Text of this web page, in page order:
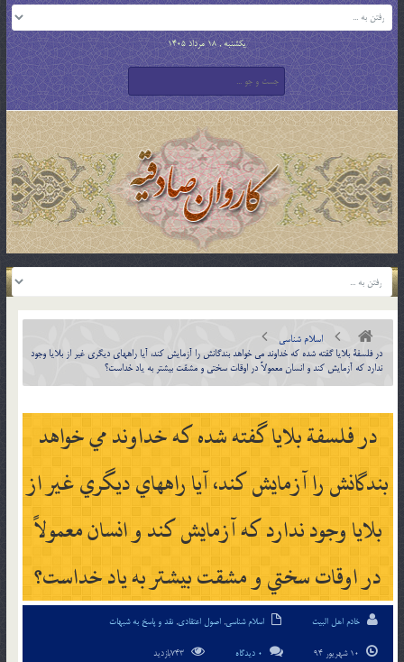
یکشنبه , 18 مرداد 1405
اسلام شناسی
در فلسفة بلايا گفته شده كه خداوند مي خواهد بندگانش را آزمايش كند، آيا راههاي ديگري غير از بلايا وجود
ندارد كه آزمايش كند و انسان معمولاً در اوقات سختي و مشقت بيشتر به ياد خداست؟
در فلسفة بلايا گفته شده كه خداوند مي خواهد
بندگانش را آزمايش كند، آيا راههاي ديگري غير از
بلايا وجود ندارد كه آزمايش كند و انسان معمولاً
در اوقات سختي و مشقت بيشتر به ياد خداست؟
خادم اهل البیت اسلام شناسی, اصول اعتقادی, نقد و پاسخ به شبهات
0 دیدگاه